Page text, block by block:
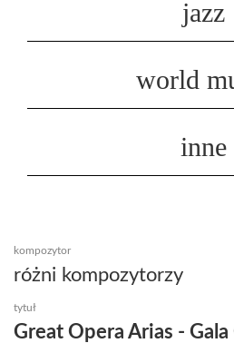
jazz
world
inne
kompozytor
różni kompozytorzy
tytuł
Great Opera Arias -